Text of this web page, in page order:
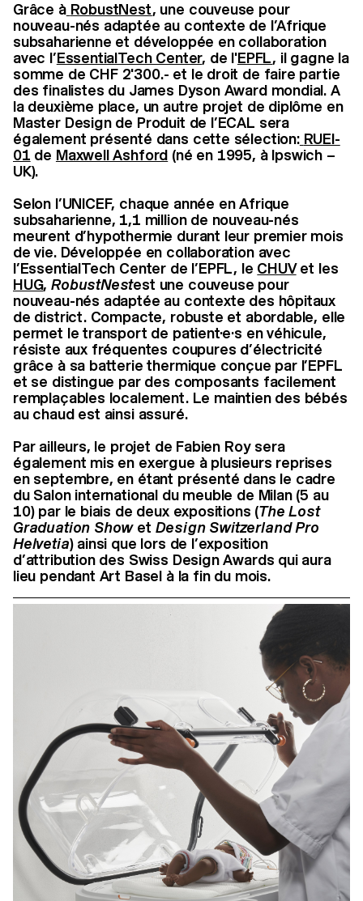
Grâce à RobustNest, une couveuse pour
nouveau-nés adaptée au contexte de l’Afrique
subsaharienne et développée en collaboration
avec l’EssentialTech Center, de l'EPFL, il gagne la
somme de CHF 2'300.- et le droit de faire partie
des finalistes du James Dyson Award mondial. A
la deuxième place, un autre projet de diplôme en
Master Design de Produit de l’ECAL sera
également présenté dans cette sélection: RUEI-
01 de Maxwell Ashford (né en 1995, à Ipswich –
UK).
Selon l’UNICEF, chaque année en Afrique
subsaharienne, 1,1 million de nouveau-nés
meurent d’hypothermie durant leur premier mois
de vie. Développée en collaboration avec
l’EssentialTech Center de l’EPFL, le CHUVet les
HUG, RobustNestest une couveuse pour
nouveau-nés adaptée au contexte des hôpitaux
de district. Compacte, robuste et abordable, elle
permet le transport de patient·e·s en véhicule,
résiste aux fréquentes coupures d’électricité
grâce à sa batterie thermique conçue par l’EPFL
et se distingue par des composants facilement
remplaçables localement. Le maintien des bébés
au chaud est ainsi assuré.
Par ailleurs, le projet de Fabien Roy sera
également mis en exergue à plusieurs reprises
en septembre, en étant présenté dans le cadre
du Salon international du meuble de Milan (5 au
10) par le biais de deux expositions (The Lost
Graduation Show et Design Switzerland Pro
Helvetia) ainsi que lors de l’exposition
d’attribution des Swiss Design Awards qui aura
lieu pendant Art Basel à la fin du mois.